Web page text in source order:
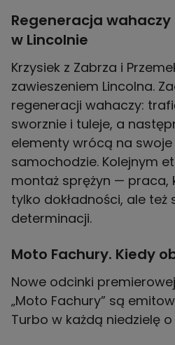
Regeneracja
w Lincolnie
Krzysiek z Zabrza i
zawieszeniem Lincolna.
regeneracji wahaczy:
sworznie i tuleje, a
elementy wrócą na
samochodzie. Kolejnym
montaż sprężyn — praca,
tylko dokładności, ale też
determinacji.
Moto Fachury. Kiedy
Nowe odcinki
„Moto Fachury” są
Turbo w każdą niedzielę o